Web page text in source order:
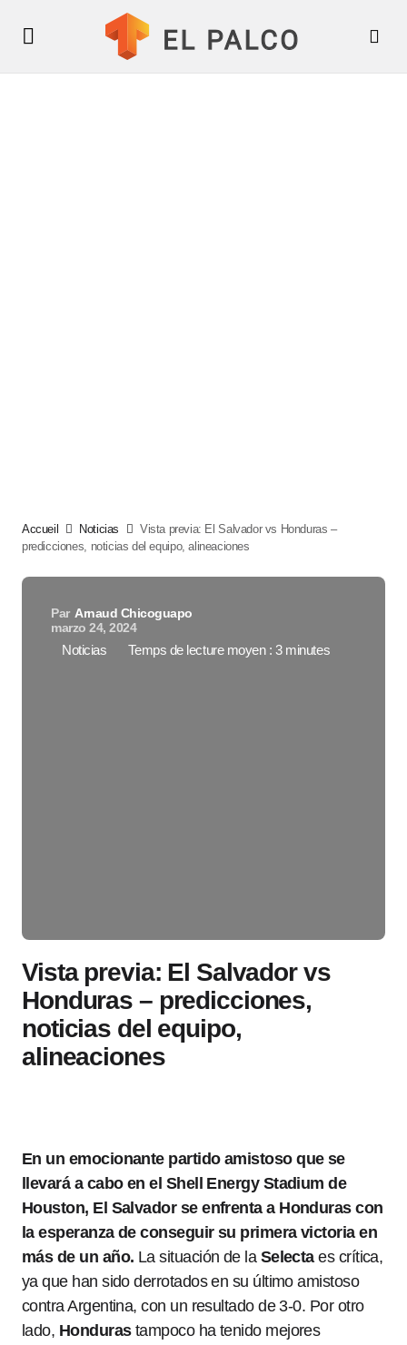
Accueil Noticias
Vista previa: El Salvador vs Honduras –
predicciones, noticias del equipo, alineaciones
Par Arnaud Chicoguapo
marzo 24, 2024
Noticias Temps de lecture moyen : 3 minutes
Vista previa: El Salvador vs
Honduras – predicciones,
noticias del equipo,
alineaciones
En un emocionante partido amistoso que se
llevará a cabo en el Shell Energy Stadium de
Houston, El Salvador se enfrenta a Honduras con
la esperanza de conseguir su primera victoria en
más de un año. La situación de la Selectaes crítica,
ya que han sido derrotados en su último amistoso
contra Argentina, con un resultado de 3-0. Por otro
lado, Hondurastampoco ha tenido mejores